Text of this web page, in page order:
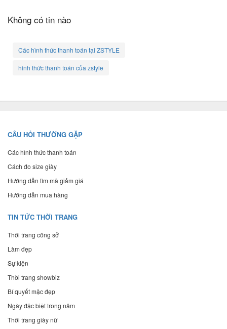
Không có tin nào
Các hình thức thanh toán tại ZSTYLE
hình thức thanh toán của zstyle
CÂU HỎI THƯỜNG GẶP
Các hình thức thanh toán
Cách đo size giày
Hướng dẫn tìm mã giảm giá
Hướng dẫn mua hàng
TIN TỨC THỜI TRANG
Thời trang công sở
Làm đẹp
Sự kiện
Thời trang showbiz
Bí quyết mặc đẹp
Ngày đặc biệt trong năm
Thời trang giày nữ